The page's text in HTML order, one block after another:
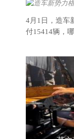
造车
4月1日，造车
付15414辆，